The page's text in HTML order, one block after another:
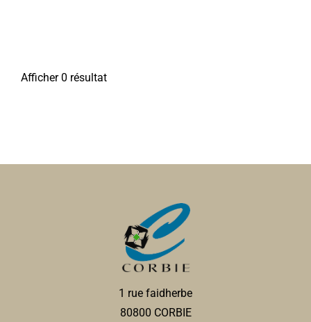
Afficher 0 résultat
1 rue faidherbe
80800 CORBIE